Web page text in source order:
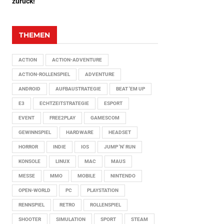
THEMEN
ACTION ACTION-ADVENTURE
ACTION-ROLLENSPIEL ADVENTURE
ANDROID AUFBAUSTRATEGIE BEAT 'EM UP
E3 ECHTZEITSTRATEGIE ESPORT
EVENT FREE2PLAY GAMESCOM
GEWINNSPIEL HARDWARE HEADSET
HORROR INDIE IOS JUMP 'N' RUN
KONSOLE LINUX MAC MAUS
MESSE MMO MOBILE NINTENDO
OPEN-WORLD PC PLAYSTATION
RENNSPIEL RETRO ROLLENSPIEL
SHOOTER SIMULATION SPORT STEAM